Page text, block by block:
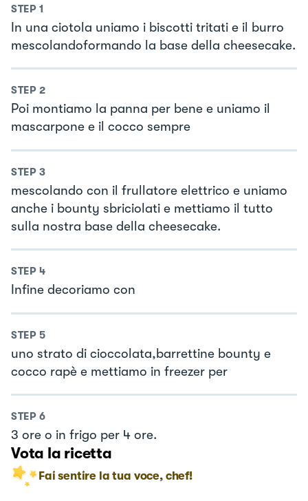
STEP 1
In una ciotola uniamo i biscotti tritati e il burro
mescolandoformando la base della cheesecake.
STEP 2
Poi montiamo la panna per bene e uniamo il
mascarpone e il cocco sempre
STEP 3
mescolando con il frullatore elettrico e uniamo
anche i bounty sbriciolati e mettiamo il tutto
sulla nostra base della cheesecake.
STEP 4
Infine decoriamo con
STEP 5
uno strato di cioccolata,barrettine bounty e
cocco rapè e mettiamo in freezer per
STEP 6
3 ore o in frigo per 4 ore.
Vota la ricetta
Fai sentire la tua voce, chef!